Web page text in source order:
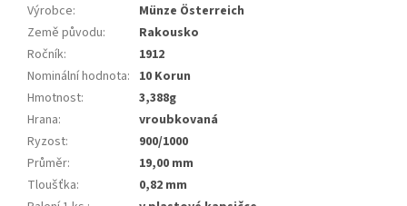
Výrobce:
Münze Österreich
Země původu:
Rakousko
Ročník:
1912
Nominální hodnota: 10 Korun
Hmotnost:
3,388g
Hrana:
vroubkovaná
Ryzost:
900/1000
Průměr:
19,00 mm
Tloušťka:
0,82 mm